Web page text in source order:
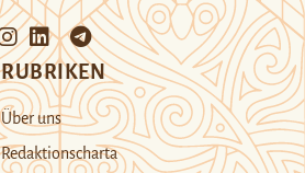
RUBRIKEN
Über uns
Redaktionscharta